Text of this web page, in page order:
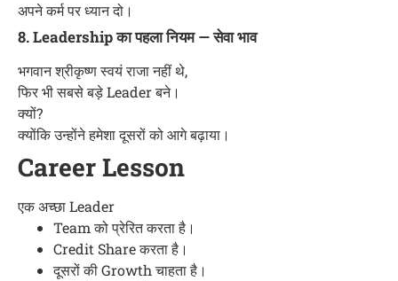
अपने कर्म पर ध्यान दो।
8. Leadership का पहला नियम — सेवा भाव
भगवान श्रीकृष्ण स्वयं राजा नहीं थे,
फिर भी सबसे बड़े Leader बने।
क्यों?
क्योंकि उन्होंने हमेशा दूसरों को आगे बढ़ाया।
Career Lesson
एक अच्छा Leader
Team को प्रेरित करता है।
Credit Share करता है।
दूसरों की Growth चाहता है।